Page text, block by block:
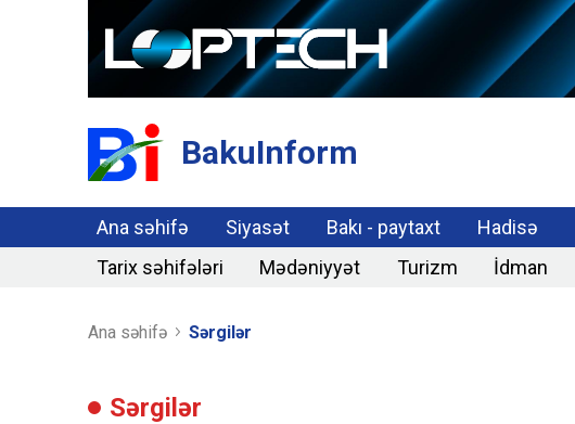
BakuInform
Ana səhifə Siyasət Bakı - paytaxt Hadisə
Tarix səhifələri
Mədəniyyət Turizm İdman
Ana səhifə Sərgilər
Sərgilər